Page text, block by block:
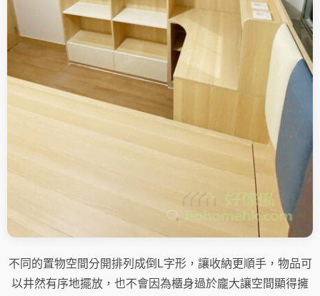
不同的置物空間分開排列成倒L字形，讓收納更順手，物品可
以井然有序地擺放，也不會因為櫃身過於龐大讓空間顯得擁